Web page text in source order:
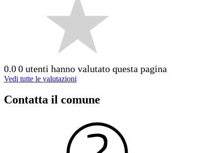
0.00 utenti hanno valutato questa pagina
Vedi tutte le valutazioni
Contatta il comune